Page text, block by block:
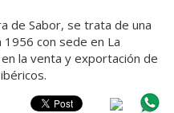
de Sabor, se trata de una
con sede en La
la venta y exportación de